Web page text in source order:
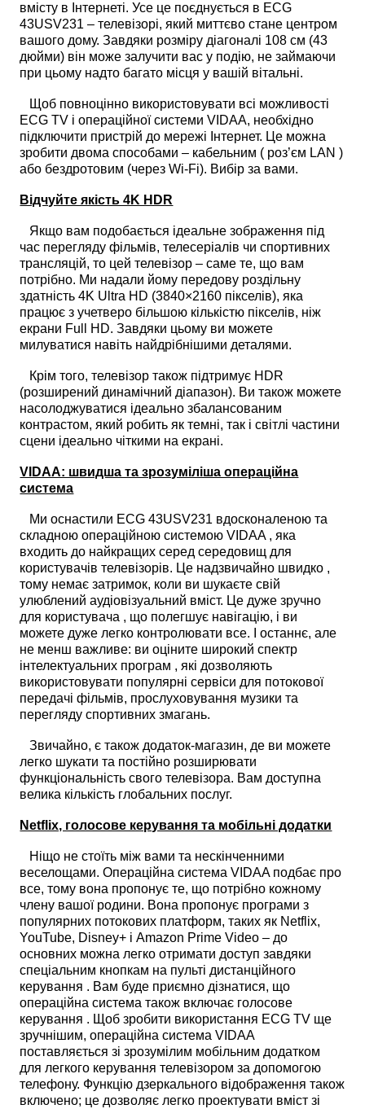
вмісту в Інтернеті. Усе це поєднується в ECG
43USV231 – телевізорі, який миттєво стане центром
вашого дому. Завдяки розміру діагоналі 108 см (43
дюйми) він може залучити вас у подію, не займаючи
при цьому надто багато місця у вашій вітальні.
Щоб повноцінно використовувати всі можливості
ECG TV і операційної системи VIDAA, необхідно
підключити пристрій до мережі Інтернет. Це можна
зробити двома способами – кабельним ( роз’єм LAN )
або бездротовим (через Wi-Fi). Вибір за вами.
Відчуйте якість 4K HDR
Якщо вам подобається ідеальне зображення під
час перегляду фільмів, телесеріалів чи спортивних
трансляцій, то цей телевізор – саме те, що вам
потрібно. Ми надали йому передову роздільну
здатність 4K Ultra HD (3840×2160 пікселів), яка
працює з учетверо більшою кількістю пікселів, ніж
екрани Full HD. Завдяки цьому ви можете
милуватися навіть найдрібнішими деталями.
Крім того, телевізор також підтримує HDR
(розширений динамічний діапазон). Ви також можете
насолоджуватися ідеально збалансованим
контрастом, який робить як темні, так і світлі частини
сцени ідеально чіткими на екрані.
VIDAA: швидша та зрозуміліша операційна
система
Ми оснастили ECG 43USV231 вдосконаленою та
складною операційною системою VIDAA , яка
входить до найкращих серед середовищ для
користувачів телевізорів. Це надзвичайно швидко ,
тому немає затримок, коли ви шукаєте свій
улюблений аудіовізуальний вміст. Це дуже зручно
для користувача , що полегшує навігацію, і ви
можете дуже легко контролювати все. І останнє, але
не менш важливе: ви оціните широкий спектр
інтелектуальних програм , які дозволяють
використовувати популярні сервіси для потокової
передачі фільмів, прослуховування музики та
перегляду спортивних змагань.
Звичайно, є також додаток-магазин, де ви можете
легко шукати та постійно розширювати
функціональність свого телевізора. Вам доступна
велика кількість глобальних послуг.
Netflix, голосове керування та мобільні додатки
Ніщо не стоїть між вами та нескінченними
веселощами. Операційна система VIDAA подбає про
все, тому вона пропонує те, що потрібно кожному
члену вашої родини. Вона пропонує програми з
популярних потокових платформ, таких як Netflix,
YouTube, Disney+ і Amazon Prime Video – до
основних можна легко отримати доступ завдяки
спеціальним кнопкам на пульті дистанційного
керування . Вам буде приємно дізнатися, що
операційна система також включає голосове
керування . Щоб зробити використання ECG TV ще
зручнішим, операційна система VIDAA
поставляється зі зрозумілим мобільним додатком
для легкого керування телевізором за допомогою
телефону. Функцію дзеркального відображення також
включено; це дозволяє легко проектувати вміст зі